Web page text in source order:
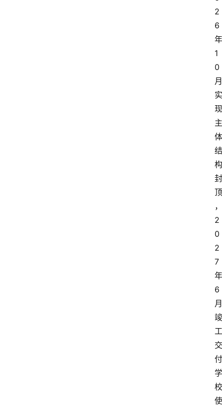
2
6
年
1
0
月
实
现
主
体
结
构
封
顶
，
2
0
2
7
年
6
月
竣
工
交
付
学
校
使